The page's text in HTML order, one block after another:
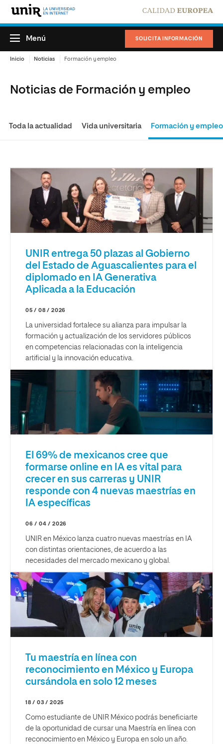
SOLICITA INFORMACIÓN
Menú
Inicio Noticias Formación y empleo
Noticias de Formación y empleo
Toda la actualidad Vida universitaria Formación y empleo
UNIR entrega 50 plazas al Gobierno
del Estado de Aguascalientes para el
diplomado en IA Generativa
Aplicada a la Educación
05 / 08 / 2026
La universidad fortalece su alianza para impulsar la
formación y actualización de los servidores públicos
en competencias relacionadas con la inteligencia
artificial y la innovación educativa.
El 69% de mexicanos cree que
formarse online en IA es vital para
crecer en sus carreras y UNIR
responde con 4 nuevas maestrías en
IA específicas
06 / 04 / 2026
UNIR en México lanza cuatro nuevas maestrías en IA
con distintas orientaciones, de acuerdo a las
necesidades del mercado mexicano y global.
Tu maestría en línea con
reconocimiento en México y Europa
cursándola en solo 12 meses
18 / 03 / 2025
Como estudiante de UNIR México podrás beneficiarte
de la oportunidad de cursar una Maestría en línea con
reconocimiento en México y Europa en solo un año.